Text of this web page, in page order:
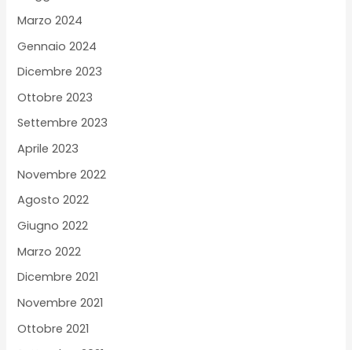
Marzo 2024
Gennaio 2024
Dicembre 2023
Ottobre 2023
Settembre 2023
Aprile 2023
Novembre 2022
Agosto 2022
Giugno 2022
Marzo 2022
Dicembre 2021
Novembre 2021
Ottobre 2021